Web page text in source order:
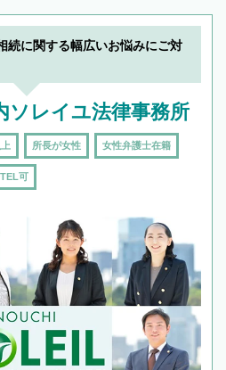
続に関する幅広いお悩みにご対
ソレイユ法律事務所
所長が女性 女性弁護士在籍
可